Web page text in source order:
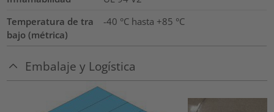
Temperatura de tra
bajo (métrica)
-40 °C hasta +85 °C
Embalaje y Logística